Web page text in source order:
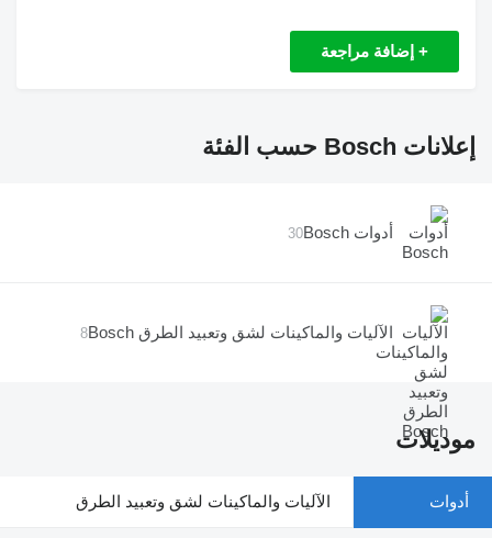
+ إضافة مراجعة
إعلانات Bosch حسب الفئة
أدوات Bosch 30
الآليات والماكينات لشق وتعبيد الطرق Bosch 8
موديلات
أدوات الآليات والماكينات لشق وتعبيد الطرق